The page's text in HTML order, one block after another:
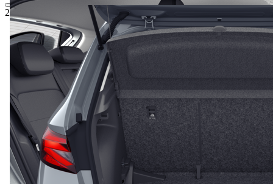
22.206,47 €